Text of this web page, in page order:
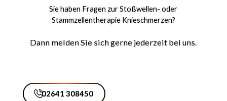
Sie haben Fragen zur Stoßwellen- oder
Stammzellentherapie Knieschmerzen?
Dann melden Sie sich gerne jederzeit bei uns.
02641 308450
02641 308450